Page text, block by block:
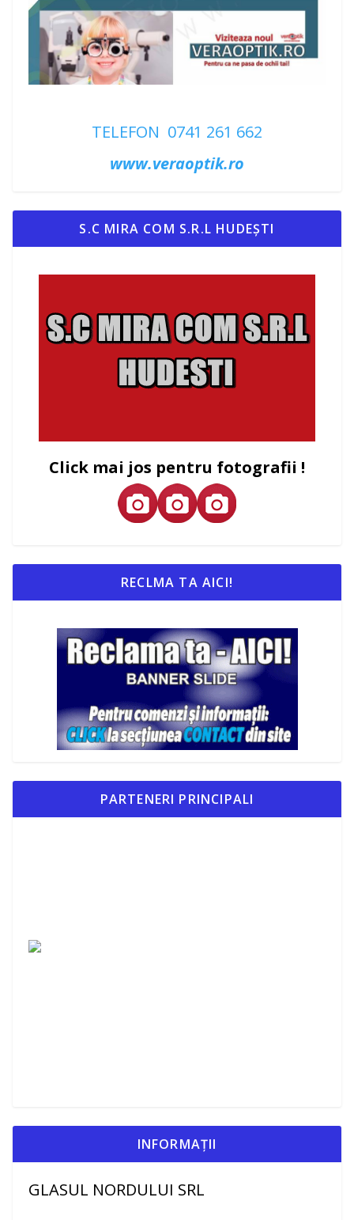
TELEFON 0741 261 662
www.veraoptik.ro
S.C MIRA COM S.R.L HUDEȘTI
Click mai jos pentru fotografii !
RECLMA TA AICI!
PARTENERI PRINCIPALI
INFORMAȚII
GLASUL NORDULUI SRL